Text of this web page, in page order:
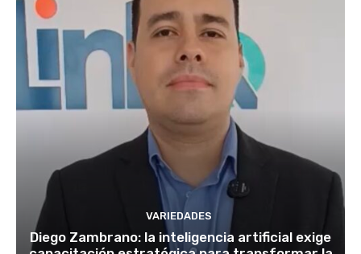
VARIEDADES
Diego Zambrano: la inteligencia artificial exige